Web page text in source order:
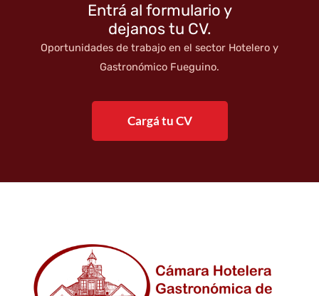
Entrá al formulario y
dejanos tu CV.
Oportunidades de trabajo en el sector Hotelero y
Gastronómico Fueguino.
Cargá tu CV